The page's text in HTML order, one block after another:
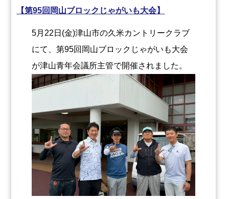
【第95回岡山ブロックじゃがいも大会】
5月22日(金)津山市の久米カントリークラブ
にて、第95回岡山ブロックじゃがいも大会
が津山青年会議所主管で開催されました。